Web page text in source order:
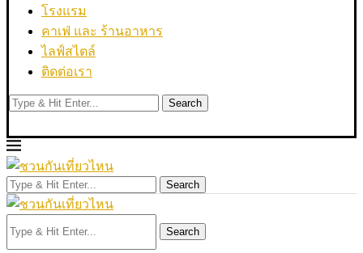
โรงแรม
คาเฟ่ และ ร้านอาหาร
ไลฟ์สไตล์
ติดต่อเรา
Search
Search
Search